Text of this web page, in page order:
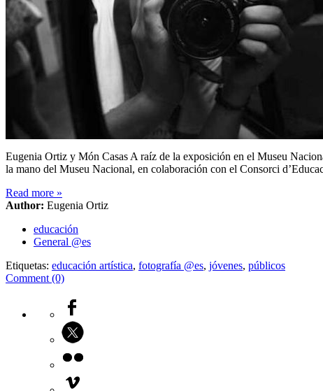
Eugenia Ortiz y Món Casas A raíz de la exposición en el Museu
la mano del Museu Nacional, en colaboración con el Consorci
Read more »
Author: Eugenia Ortiz
educación
General @es
Etiquetas: educación artística, fotografía @es, jóvenes, públicos
Comment (0)